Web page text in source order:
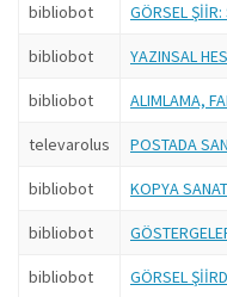
bibliobot GÖRSEL ŞİİR:
bibliobot YAZINSAL
bibliobot ALIMLAMA,
televarolus POSTADA
bibliobot KOPYA
bibliobot
bibliobot GÖRSEL